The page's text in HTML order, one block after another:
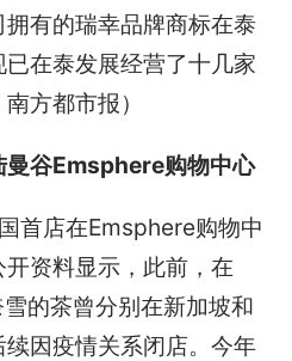
有的瑞幸品牌商标在泰
在泰发展经营了十几家
方都市报）
曼谷Emsphere购物中心
首店在Emsphere购物中
资料显示，此前，在
的茶曾分别在新加坡和
因疫情关系闭店。今年